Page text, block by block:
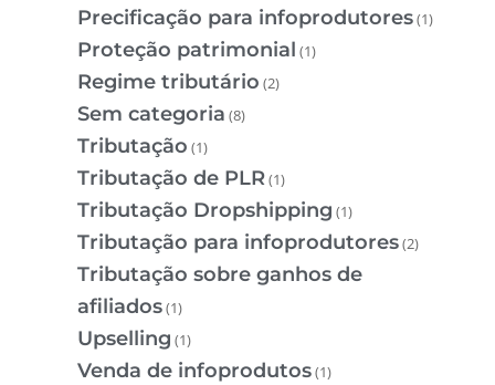
Precificação para infoprodutores(1)
Proteção patrimonial (1)
Regime tributário (2)
Sem categoria (8)
Tributação (1)
Tributação de PLR(1)
Tributação Dropshipping (1)
Tributação para infoprodutores(2)
Tributação sobre ganhos de
afiliados(1)
Upselling (1)
Venda de infoprodutos(1)